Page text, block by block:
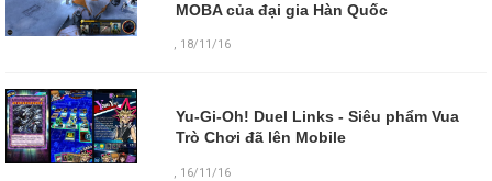
MOBA của đại gia Hàn Quốc
, 18/11/16
Yu-Gi-Oh! Duel Links - Siêu phẩm Vua
Trò Chơi đã lên Mobile
16/11/16